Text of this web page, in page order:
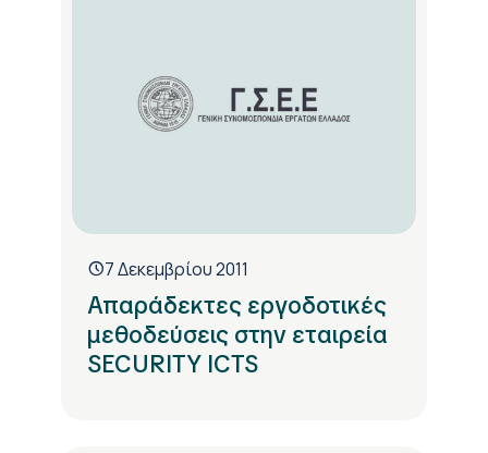
7 Δεκεμβρίου 2011
Απαράδεκτες εργοδοτικές
μεθοδεύσεις στην εταιρεία
SECURITY ICTS